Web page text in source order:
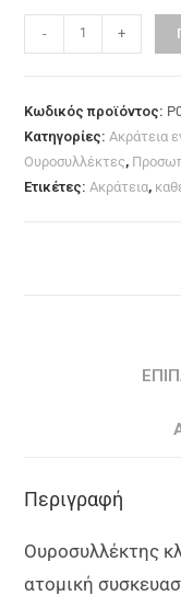
- +
Κωδικός προϊόντος:
Κατηγορίες: Ακράτεια
Ουροσυλλέκτες,
Ετικέτες: Ακράτεια,
Περιγραφή
Ουροσυλλέκτης
ατομική